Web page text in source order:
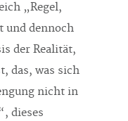
„Regel,
und dennoch
der Realität,
das, was sich
nicht in
dieses